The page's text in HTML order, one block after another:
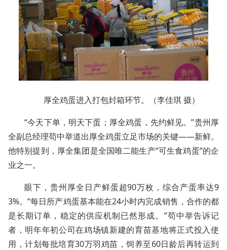
厚全鸡蛋进入打包封箱环节。（李佳琪 摄）
“今天下单，明天下蛋；厚全鸡蛋，先约鲜见。”贵州厚
全副总经理苟中举道出厚全鸡蛋立足市场的关键——新鲜。
他特别提到，厚全集团是全国唯二能生产“可生食鸡蛋”的企
业之一。
眼下，贵州厚全日产鲜蛋超90万枚，综合产蛋率达9
3%。“每日所产鸡蛋基本能在24小时内完成销售，合作的都
是长期订单，稳定的供应机制已然形成。”苟中举告诉记
者，明年年初公司在鸡场镇新建的育苗基地将正式投入使
用，计划每批培育30万羽鸡苗，饲养至60日龄后再转运到